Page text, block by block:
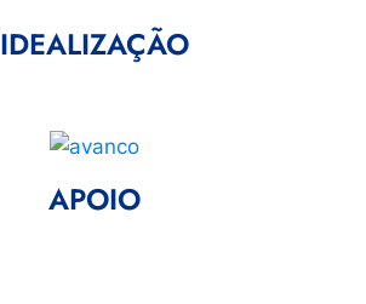
IDEALIZAÇÃO
APOIO